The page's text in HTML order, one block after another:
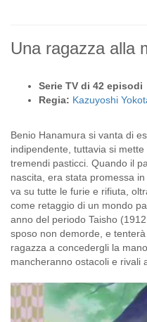
Una ragazza alla
Serie TV di 42 episodi
Regia: Kazuyoshi
Benio Hanamura si vanta di
indipendente, tuttavia si
tremendi pasticci. Quando il
nascita, era stata promessa
va su tutte le furie e rifiuta,
come retaggio di un mondo
anno del periodo Taisho
sposo non demorde, e
ragazza a concedergli la
mancheranno ostacoli e rivali